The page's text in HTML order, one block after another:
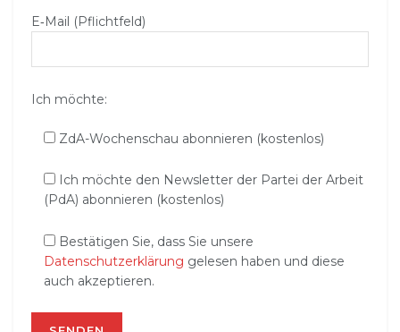
E‑Mail (Pflichtfeld)
Ich möchte:
ZdA-Wochenschau abonnieren (kostenlos)
Ich möchte den Newsletter der Partei der Arbeit
(PdA) abonnieren (kostenlos)
Bestätigen Sie, dass Sie unsere
Datenschutzerklärung gelesen haben und diese
auch akzeptieren.